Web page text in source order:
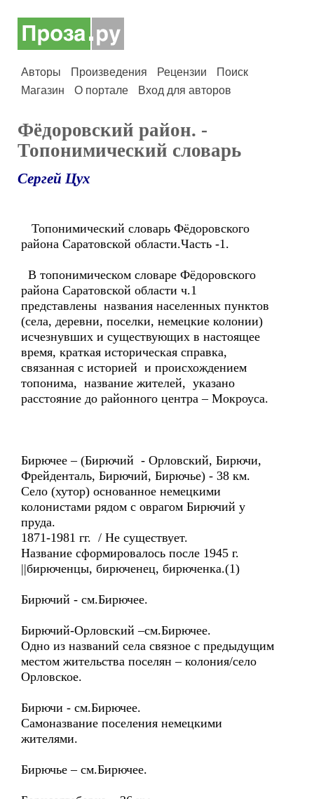
Авторы Произведения Рецензии
Поиск
Магазин
О портале Вход для авторов
Фёдоровский район. -
Топонимический словарь
Сергей Цух
Топонимический словарь Фёдоровского
района Саратовской области.Часть -1.
В топонимическом словаре Фёдоровского
района Саратовской области ч.1
представлены названия населенных пунктов
(села, деревни, поселки, немецкие колонии)
исчезнувших и существующих в настоящее
время, краткая историческая справка,
связанная с историей и происхождением
топонима, название жителей, указано
расстояние до районного центра – Мокроуса.
Бирючее – (Бирючий - Орловский, Бирючи,
Фрейденталь, Бирючий, Бирючье) - 38 км.
Село (хутор) основанное немецкими
колонистами рядом с оврагом Бирючий у
пруда.
1871-1981 гг. / Не существует.
Название сформировалось после 1945 г.
||бирюченцы, бирюченец, бирюченка.(1)
Бирючий - см.Бирючее.
Бирючий-Орловский –см.Бирючее.
Одно из названий села связное с предыдущим
местом жительства поселян – колония/село
Орловское.
Бирючи - см.Бирючее.
Самоназвание поселения немецкими
жителями.
Бирючье – см.Бирючее.